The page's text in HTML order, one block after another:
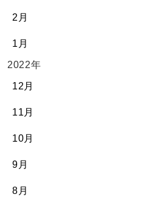
2月
1月
2022年
12月
11月
10月
9月
8月